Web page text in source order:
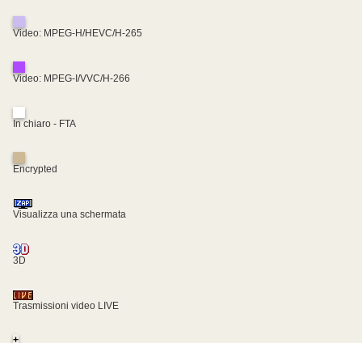
Video: MPEG-H/HEVC/H-265
Video: MPEG-I/VVC/H-266
In chiaro - FTA
Encrypted
Visualizza una schermata
3D
Trasmissioni video LIVE
+